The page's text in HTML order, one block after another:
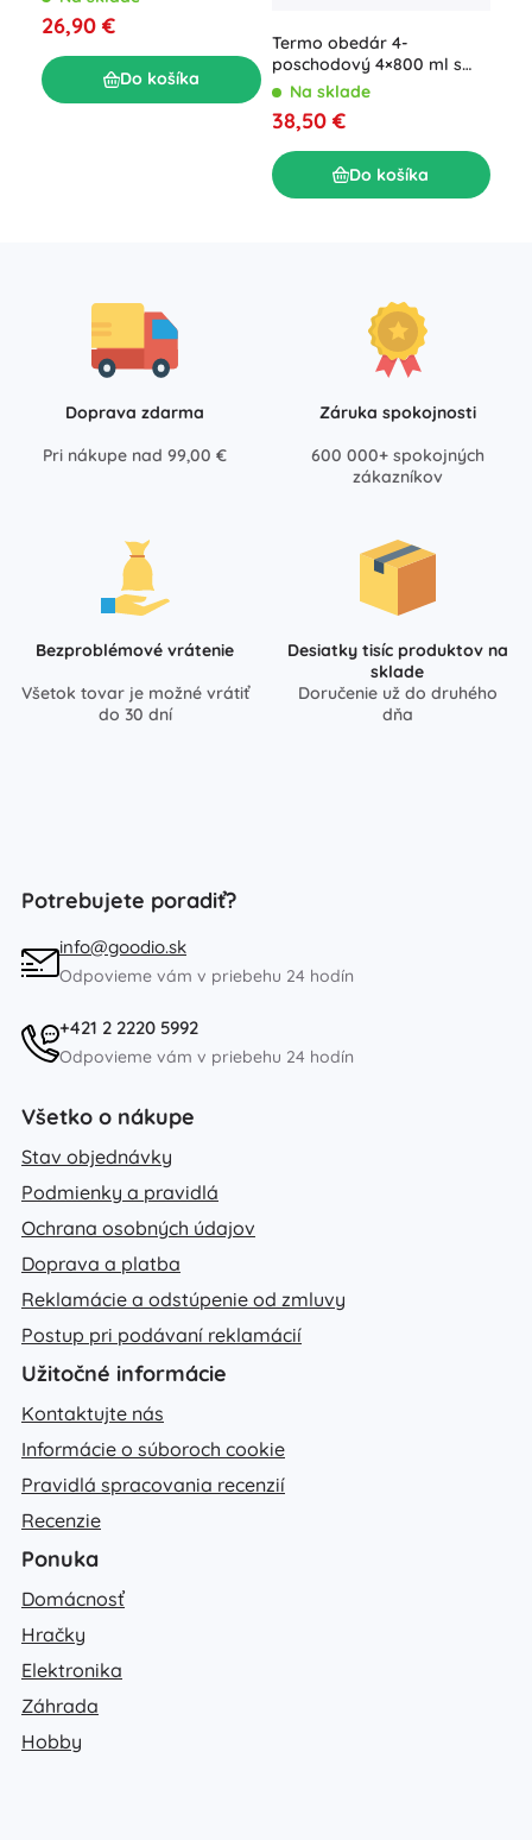
26,90 €
Do košíka
Termo obedár 4-
poschodový 4×800 ml s
izotermickým obalom
Na sklade
38,50 €
Do košíka
Doprava zdarma
Pri nákupe nad 99,00 €
Záruka spokojnosti
600 000+ spokojných
zákazníkov
Bezproblémové vrátenie
Všetok tovar je možné vrátiť
do 30 dní
Desiatky tisíc produktov na
sklade
Doručenie už do druhého
dňa
Potrebujete poradiť?
info@goodio.sk
Odpovieme vám v priebehu 24 hodín
+421 2 2220 5992
Odpovieme vám v priebehu 24 hodín
Všetko o nákupe
Stav objednávky
Podmienky a pravidlá
Ochrana osobných údajov
Doprava a platba
Reklamácie a odstúpenie od zmluvy
Postup pri podávaní reklamácií
Užitočné informácie
Kontaktujte nás
Informácie o súboroch cookie
Pravidlá spracovania recenzií
Recenzie
Ponuka
Domácnosť
Hračky
Elektronika
Záhrada
Hobby